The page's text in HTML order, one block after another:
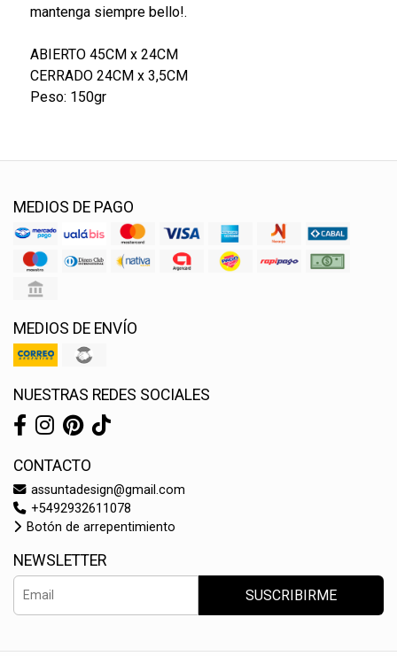
mantenga siempre bello!.
ABIERTO 45CM x 24CM
CERRADO 24CM x 3,5CM
Peso: 150gr
MEDIOS DE PAGO
MEDIOS DE ENVÍO
NUESTRAS REDES SOCIALES
CONTACTO
assuntadesign@gmail.com
+5492932611078
Botón de arrepentimiento
NEWSLETTER
SUSCRIBIRME